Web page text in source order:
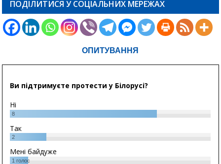
ПОДІЛИТИСЯ У СОЦІАЛЬНИХ МЕРЕЖАХ
ОПИТУВАННЯ
Ви підтримуєте протести у Білорусі?
Ні
8
Так
2
Мені байдуже
1 голос